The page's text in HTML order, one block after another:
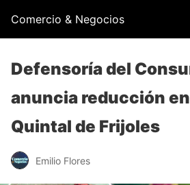
Comercio & Negocios
Defensoría del
anuncia reducción
Quintal de Frijoles
Emilio Flores